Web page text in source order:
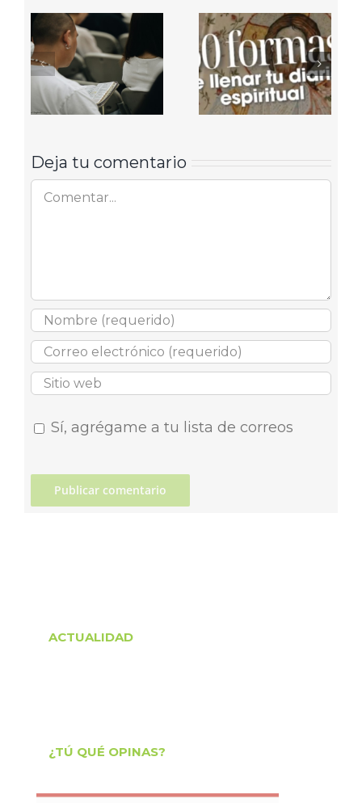
Deja tu comentario
Comentar
Sí, agrégame a tu lista de correos
ACTUALIDAD
¿TÚ QUÉ OPINAS?